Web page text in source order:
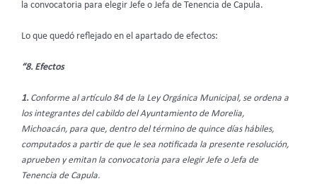
la convocatoria para elegir Jefe o Jefa de Tenencia de Capula.
Lo que quedó reflejado en el apartado de efectos:
“8. Efectos
1.Conforme al artículo 84 de la Ley Orgánica Municipal, se ordena a
los integrantes del cabildo del Ayuntamiento de Morelia,
Michoacán, para que, dentro del término de quince días hábiles,
computados a partir de que le sea notificada la presente resolución,
aprueben y emitan la convocatoria para elegir Jefe o Jefa de
Tenencia de Capula.